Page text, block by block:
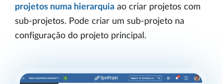
projetos numa hierarquia ao criar projetos com
sub-projetos. Pode criar um sub-projeto na
configuração do projeto principal.